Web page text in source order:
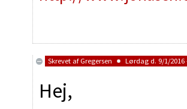
Skrevet af Gregersen Lørdag d. 9/1/2016
Hej,